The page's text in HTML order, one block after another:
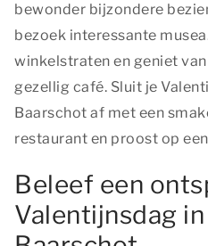
bewonder bijzondere
bezoek interessante
winkelstraten en geniet
gezellig café. Sluit je
Baarschot af met een
restaurant en proost op
Beleef een
Valentijnsdag